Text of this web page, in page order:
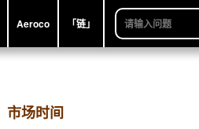
Aeroco 「链」
市场时间